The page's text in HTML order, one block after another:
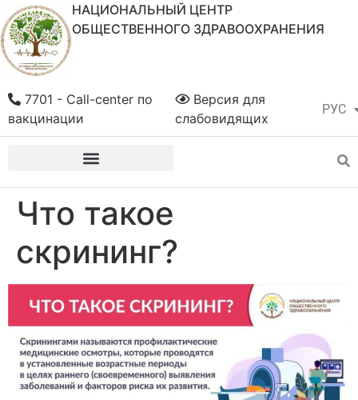
НАЦИОНАЛЬНЫЙ ЦЕНТР
ОБЩЕСТВЕННОГО ЗДРАВООХРАНЕНИЯ
РУС
ҚАЗ
Версия для
слабовидящих
7701 - Call-center по
вакцинации
Что такое
скрининг?